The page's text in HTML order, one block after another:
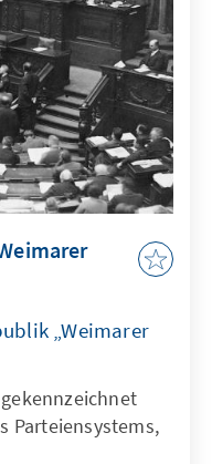
„Weimarer
Parteiensystems,